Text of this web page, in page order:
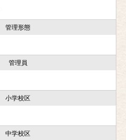
管理形態
管理員
小学校区
中学校区